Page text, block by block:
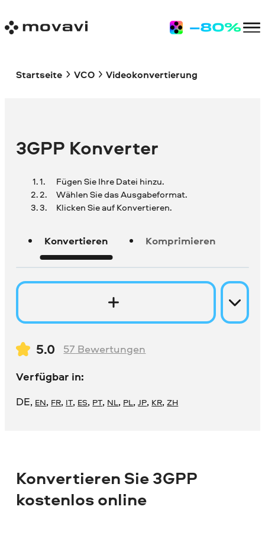
Startseite VCO Videokonvertierung
3GPP Konverter
Fügen Sie Ihre Datei hinzu.
Wählen Sie das Ausgabeformat.
Klicken Sie auf Konvertieren.
Konvertieren Komprimieren
5.0 57 Bewertungen
Verfügbar in:
DE, EN, FR, IT, ES, PT, NL, PL,JP, KR,ZH
Konvertieren Sie 3GPP
kostenlos online